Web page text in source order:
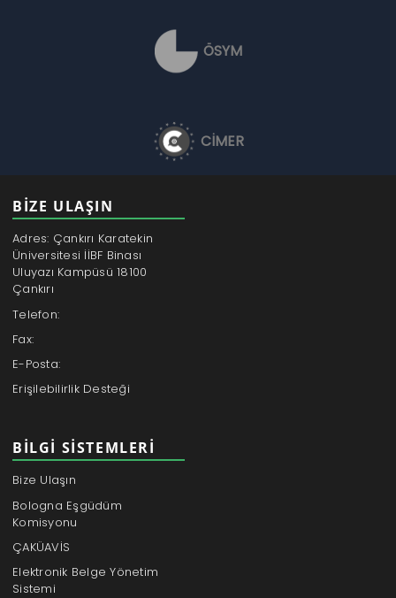
ÖSYM
CİMER
BİZE ULAŞIN
Adres: Çankırı Karatekin
Üniversitesi İİBF Binası
Uluyazı Kampüsü 18100
Çankırı
Telefon:
Fax:
E-Posta:
Erişilebilirlik Desteği
BILGI SISTEMLERI
Bize Ulaşın
Bologna Eşgüdüm
Komisyonu
ÇAKÜAVİS
Elektronik Belge Yönetim
Sistemi